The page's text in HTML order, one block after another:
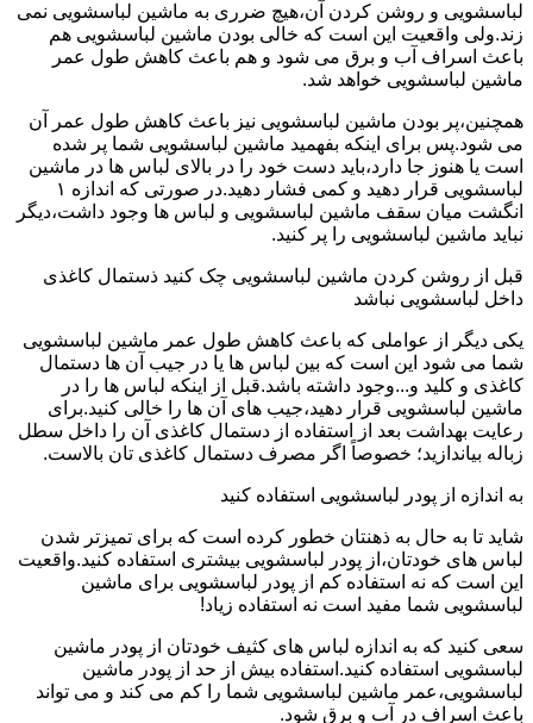
لباسشویی و روشن کردن آن،هیچ ضرری به ماشین لباسشویی نمی
زند.ولی واقعیت این است که خالی بودن ماشین لباسشویی هم
باعث اسراف آب و برق می شود و هم باعث کاهش طول عمر
ماشین لباسشویی خواهد شد.
همچنین،پر بودن ماشین لباسشویی نیز باعث کاهش طول عمر آن
می شود.پس برای اینکه بفهمید ماشین لباسشویی شما پر شده
است یا هنوز جا دارد،باید دست خود را در بالای لباس ها در ماشین
لباسشویی قرار دهید و کمی فشار دهید.در صورتی که اندازه ۱
انگشت میان سقف ماشین لباسشویی و لباس ها وجود داشت،دیگر
نباید ماشین لباسشویی را پر کنید.
قبل از روشن کردن ماشین لباسشویی چک کنید ذستمال کاغذی
داخل لباسشویی نباشد
یکی دیگر از عواملی که باعث کاهش طول عمر ماشین لباسشویی
شما می شود این است که بین لباس ها یا در جیب آن ها دستمال
کاغذی و کلید و...وجود داشته باشد.قبل از اینکه لباس ها را در
ماشین لباسشویی قرار دهید،جیب های آن ها را خالی کنید.برای
رعایت بهداشت بعد از استفاده از دستمال کاغذی آن را داخل سطل
زباله بیاندازید؛ خصوصاً اگر مصرف دستمال کاغذی تان بالاست.
به اندازه از پودر لباسشویی استفاده کنید
شاید تا به حال به ذهنتان خطور کرده است که برای تمیزتر شدن
لباس های خودتان،از پودر لباسشویی بیشتری استفاده کنید.واقعیت
این است که نه استفاده کم از پودر لباسشویی برای ماشین
لباسشویی شما مفید است نه استفاده زیاد!
سعی کنید که به اندازه لباس های کثیف خودتان از پودر ماشین
لباسشویی استفاده کنید.استفاده بیش از حد از پودر ماشین
لباسشویی،عمر ماشین لباسشویی شما را کم می کند و می تواند
باعث اسراف در آب و برق شود.